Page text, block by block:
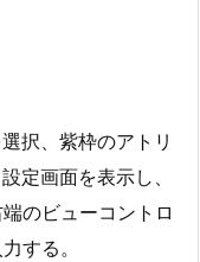
択、紫枠のアトリ
定画面を表示し、
のビューコントロ
する。